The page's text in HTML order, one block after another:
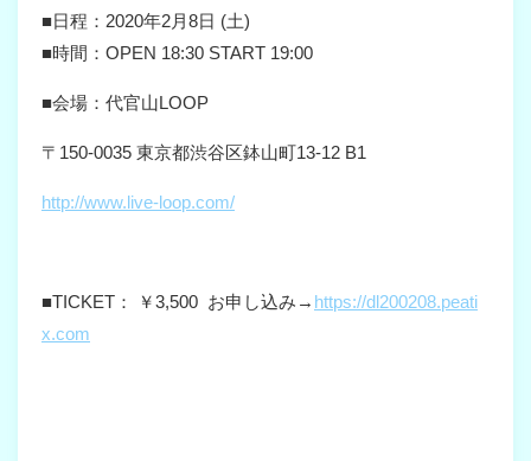
■日程：2020年2月8日 (土)
■時間：OPEN 18:30 START 19:00
■会場：代官山LOOP
〒150-0035 東京都渋谷区鉢山町13-12 B1
http://www.live-loop.com/
■TICKET： ￥3,500 お申し込み→ https://dl200208.peati
x.com